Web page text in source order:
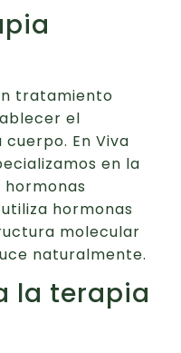
tratamiento
el
En Viva
en la
hormonas
molecular
naturalmente.
la terapia